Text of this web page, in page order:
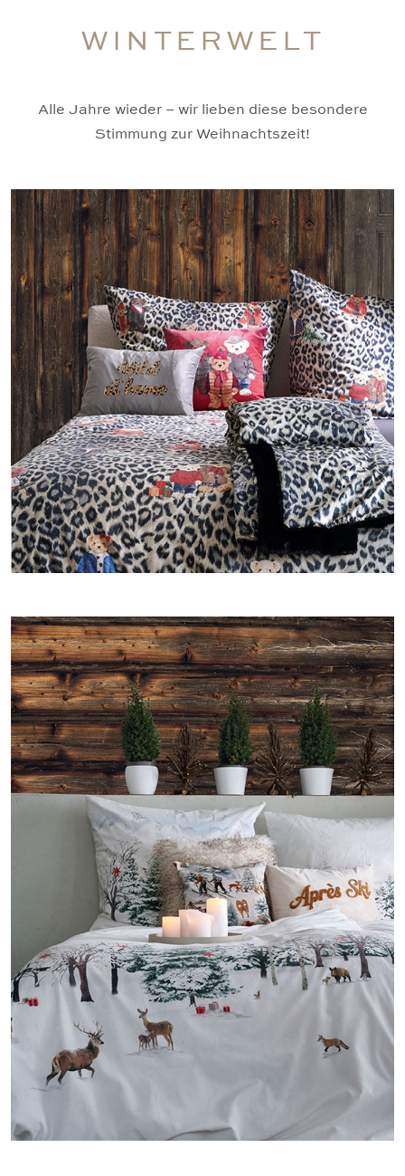
WINTERWELT
Alle Jahre wieder – wir lieben diese besondere
Stimmung zur Weihnachtszeit!